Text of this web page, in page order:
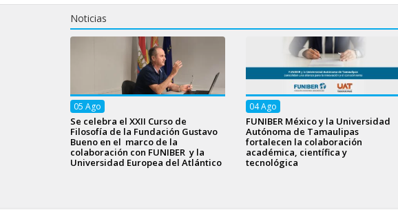
Noticias
05 Ago
Se celebra el XXII Curso de
Filosofía de la Fundación Gustavo
Bueno en el marco de la
colaboración con FUNIBER y la
Universidad Europea del Atlántico
04Ago
FUNIBER México y la Universidad
Autónoma de Tamaulipas
fortalecen la colaboración
académica, científica y
tecnológica